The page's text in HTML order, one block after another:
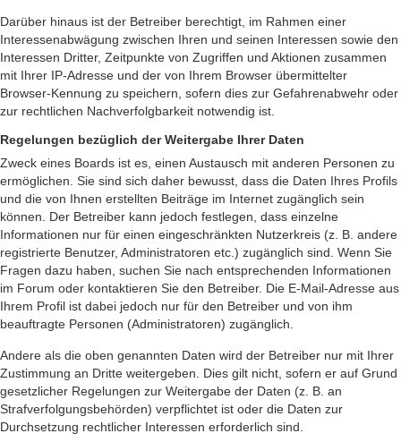
Darüber hinaus ist der Betreiber berechtigt, im Rahmen einer
Interessenabwägung zwischen Ihren und seinen Interessen sowie den
Interessen Dritter, Zeitpunkte von Zugriffen und Aktionen zusammen
mit Ihrer IP-Adresse und der von Ihrem Browser übermittelter
Browser-Kennung zu speichern, sofern dies zur Gefahrenabwehr oder
zur rechtlichen Nachverfolgbarkeit notwendig ist.
Regelungen bezüglich der Weitergabe Ihrer Daten
Zweck eines Boards ist es, einen Austausch mit anderen Personen zu
ermöglichen. Sie sind sich daher bewusst, dass die Daten Ihres Profils
und die von Ihnen erstellten Beiträge im Internet zugänglich sein
können. Der Betreiber kann jedoch festlegen, dass einzelne
Informationen nur für einen eingeschränkten Nutzerkreis (z. B. andere
registrierte Benutzer, Administratoren etc.) zugänglich sind. Wenn Sie
Fragen dazu haben, suchen Sie nach entsprechenden Informationen
im Forum oder kontaktieren Sie den Betreiber. Die E-Mail-Adresse aus
Ihrem Profil ist dabei jedoch nur für den Betreiber und von ihm
beauftragte Personen (Administratoren) zugänglich.
Andere als die oben genannten Daten wird der Betreiber nur mit Ihrer
Zustimmung an Dritte weitergeben. Dies gilt nicht, sofern er auf Grund
gesetzlicher Regelungen zur Weitergabe der Daten (z. B. an
Strafverfolgungsbehörden) verpflichtet ist oder die Daten zur
Durchsetzung rechtlicher Interessen erforderlich sind.